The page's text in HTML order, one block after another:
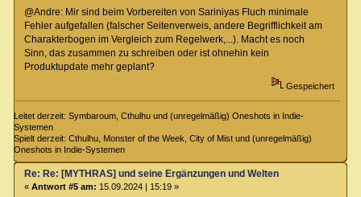
@Andre: Mir sind beim Vorbereiten von Sariniyas Fluch minimale
Fehler aufgefallen (falscher Seitenverweis, andere Begrifflichkeit am
Charakterbogen im Vergleich zum Regelwerk,...). Macht es noch
Sinn, das zusammen zu schreiben oder ist ohnehin kein
Produktupdate mehr geplant?
Gespeichert
Leitet derzeit: Symbaroum, Cthulhu und (unregelmäßig) Oneshots in Indie-
Systemen
Spielt derzeit: Cthulhu, Monster of the Week, City of Mist und (unregelmäßig)
Oneshots in Indie-Systemen
Re: Re: [MYTHRAS] und seine Ergänzungen und Welten
« Antwort #5 am: 15.09.2024 | 15:19 »